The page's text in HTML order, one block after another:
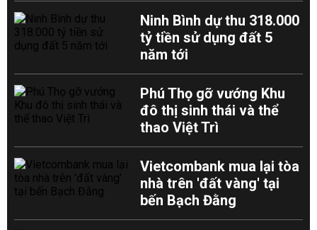
Ninh Bình dự thu 318.000
tỷ tiền sử dụng đất 5
năm tới
Phú Thọ gỡ vướng Khu
đô thị sinh thái và thể
thao Việt Trì
Vietcombank mua lại tòa
nhà trên 'đất vàng' tại
bến Bạch Đằng